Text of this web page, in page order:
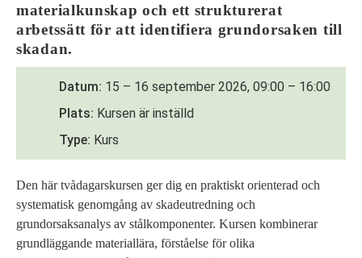
materialkunskap och ett strukturerat
arbetssätt för att identifiera grundorsaken till
skadan.
Datum 15 – 16 september 2026, 09:00 – 16:00
Plats Kursen är inställd
Type Kurs
Den här tvådagarskursen ger dig en praktiskt orienterad och
systematisk genomgång av skadeutredning och
grundorsaksanalys av stålkomponenter. Kursen kombinerar
grundläggande materiallära, förståelse för olika